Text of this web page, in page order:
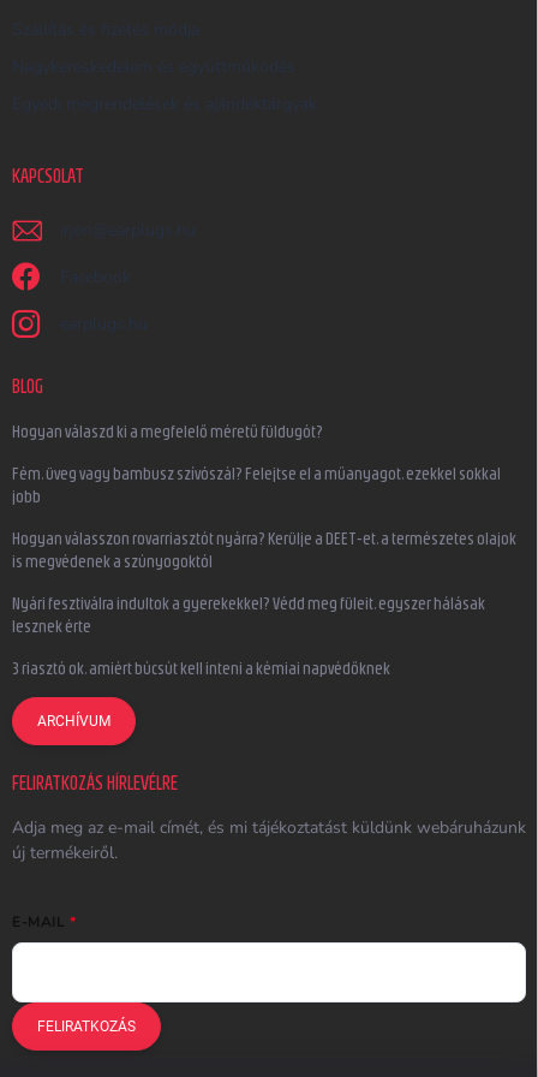
Szállítás és fizetés módja
Nagykereskedelem és együttműködés
Egyedi megrendelések és ajándéktárgyak
KAPCSOLAT
irjon @ earplugs.hu
Facebook
earplugs.hu
BLOG
Hogyan válaszd ki a megfelelő méretű füldugót?
Fém, üveg vagy bambusz szívószál? Felejtse el a műanyagot, ezekkel sokkal
jobb
Hogyan válasszon rovarriasztót nyárra? Kerülje a DEET-et, a természetes olajok
is megvédenek a szúnyogoktól
Nyári fesztiválra indultok a gyerekekkel? Védd meg füleit, egyszer hálásak
lesznek érte
3 riasztó ok, amiért búcsút kell inteni a kémiai napvédőknek
ARCHÍVUM
FELIRATKOZÁS HÍRLEVÉLRE
Adja meg az e-mail címét, és mi tájékoztatást küldünk webáruházunk
új termékeiről.
E-MAIL
FELIRATKOZÁS